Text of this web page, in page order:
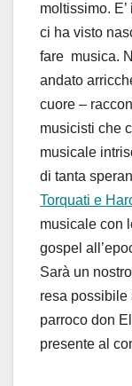
moltissimo.
ci ha visto
fare musica.
andato
cuore –
musicisti che
musicale
di tanta
Torquati e
musicale con
gospel
Sarà un
resa possibile
parroco don
presente al